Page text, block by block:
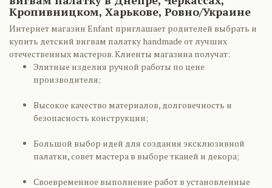
Кропивницком, Харькове, Ровно/Украине
Интернет магазин Еnfant приглашает родителей выбрать и
купить детский вигвам палатку handmade от лучших
отечественных мастеров. Клиенты магазина получат:
Элитные изделия ручной работы по цене
производителя;
Высокое качество материалов, долговечность и
безопасность конструкции;
Большой выбор идей для создания эксклюзивной
палатки, совет мастера в выборе тканей и декора;
Своевременное выполнение работ в установленные